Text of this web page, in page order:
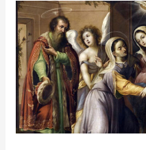
A
servir
al
prójimo
como
María